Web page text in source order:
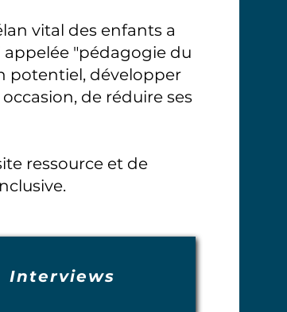
vital des enfants a
"pédagogie du
potentiel, développer
de réduire ses
ressource et de
Interviews